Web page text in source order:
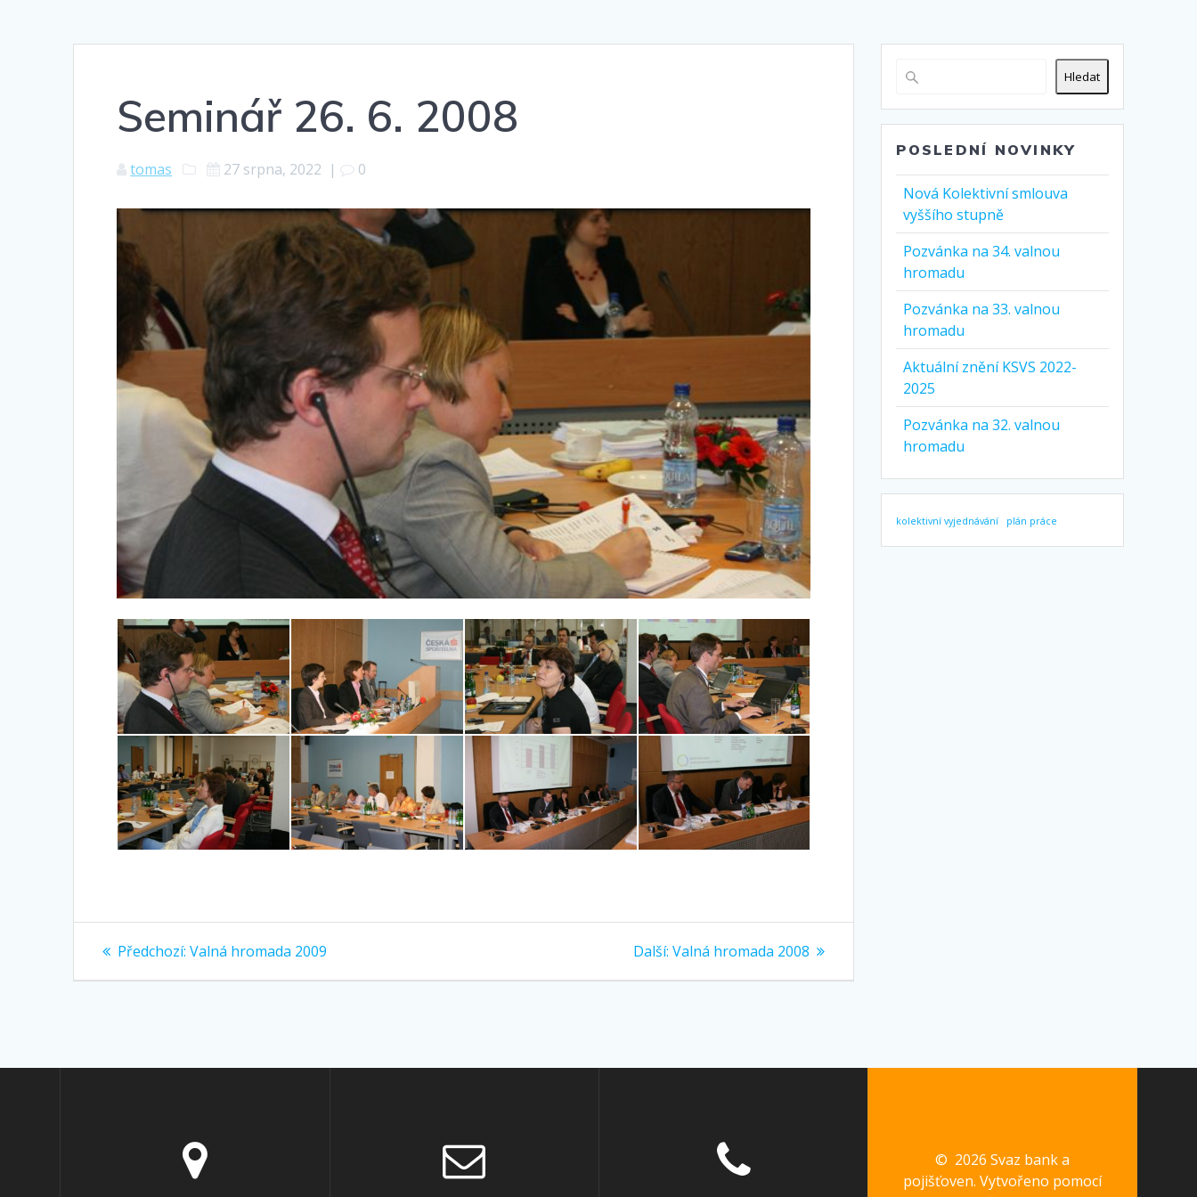
Seminář 26. 6. 2008
tomas 27 srpna, 2022 | 0
Navigace
pro
Předchozí: Předchozí
Valná hromada 2009 Další: Další
Valná hromada 2008
Hledat
POSLEDNÍ NOVINKY
Nová Kolektivní smlouva
vyššího stupně
Pozvánka na 34. valnou
hromadu
Pozvánka na 33. valnou
hromadu
Aktuální znění KSVS 2022-
2025
Pozvánka na 32. valnou
hromadu
kolektivní vyjednávání plán práce
© 2026 Svaz bank a
pojišťoven. Vytvořeno pomocí